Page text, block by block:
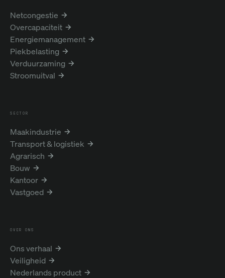
Netcongestie
Overcapaciteit
Energiemanagement
Piekbelasting
Verduurzaming
Stroomuitval
SECTOR
Maakindustrie
Transport & logistiek
Agrarisch
Bouw
Kantoor
Vastgoed
OVER ONS
Ons verhaal
Veiligheid
Nederlands product